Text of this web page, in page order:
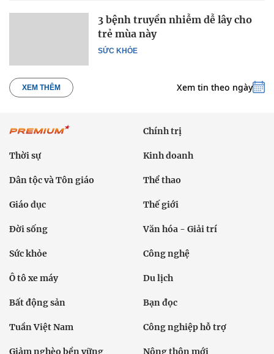
SỨC KHỎE
3 bệnh truyền nhiễm dễ lây cho
trẻ mùa này
XEM THÊM Xem tin theo ngày
Chính trị
Thời sự Kinh doanh
Dân tộc và Tôn giáo Thể thao
Giáo dục Thế giới
Đời sống Văn hóa - Giải trí
Sức khỏe Công nghệ
Ô tô xe máy Du lịch
Bất động sản Bạn đọc
Tuần Việt Nam Công nghiệp hỗ trợ
Giảm nghèo bền vững Nông thôn mới